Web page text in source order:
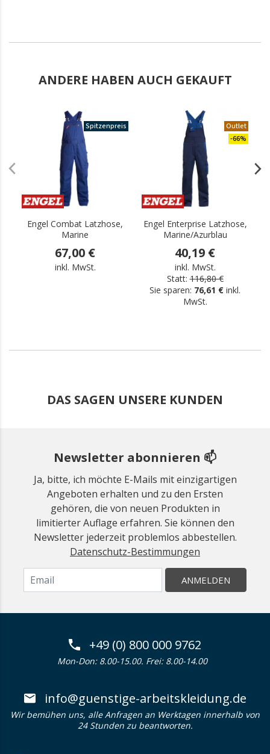
ANDERE HABEN AUCH GEKAUFT
Spitzenpreis
Engel Combat Latzhose,
Marine
67,00 €
inkl. MwSt.
Outlet
-66%
Engel Enterprise Latzhose,
Marine/Azurblau
40,19 €
inkl. MwSt.
Statt: 116,80 €
Sie sparen: 76,61 € inkl.
MwSt.
DAS SAGEN UNSERE KUNDEN
Newsletter abonnieren 📫
Ja, bitte, ich möchte E-Mails mit einzigartigen
Angeboten erhalten und zu den Ersten
gehören, die von neuen Produkten in
limitierter Auflage erfahren. Sie können den
Newsletter jederzeit problemlos abbestellen.
Datenschutz-Bestimmungen
ANMELDEN
+49 (0) 800 000 9762
Mon-Don: 8.00-15.00. Frei: 8.00-14.00
info@guenstige-arbeitskleidung.de
Wir bemühen uns, alle Anfragen an Werktagen innerhalb von
24 Stunden zu beantworten.